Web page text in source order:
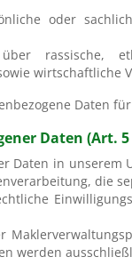
oder
rassische,
wirtschaftliche
Daten
Daten (Art. 5
Daten in
die
werden